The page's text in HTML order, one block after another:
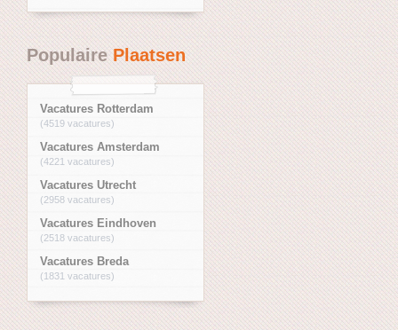
PopulairePlaatsen
Vacatures Rotterdam
(4519 vacatures)
Vacatures Amsterdam
(4221 vacatures)
Vacatures Utrecht
(2958 vacatures)
Vacatures Eindhoven
(2518 vacatures)
Vacatures Breda
(1831 vacatures)